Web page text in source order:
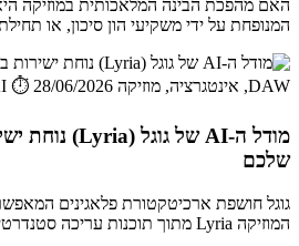
האם מהפכת הבינה המלאכותית במוזיקה
המנופחת על ידי משקיעי הון סיכון, או
DAW, אינטגרציה, מוזיקה AI ⏱️ 28/06/2026
שלכם
גוגל חושפת ארכיטקטורת פלאגינים
המוזיקה Lyria מתוך תוכנות עריכה סטנדרטיות, מה שמחבר באופן ...